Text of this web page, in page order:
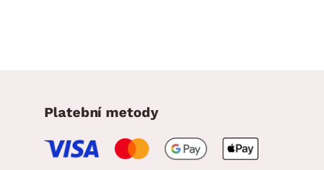
Platební metody